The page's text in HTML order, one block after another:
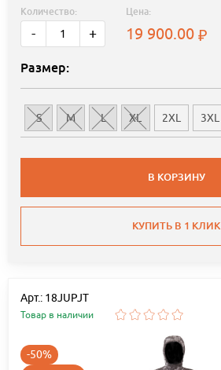
Количество:
- +
Цена:
19 900.00
Размер:
S M L XL 2XL 3XL
В КОРЗИНУ
КУПИТЬ В 1 КЛИК
Арт.: 18JUPJT
Товар в наличии
-50%